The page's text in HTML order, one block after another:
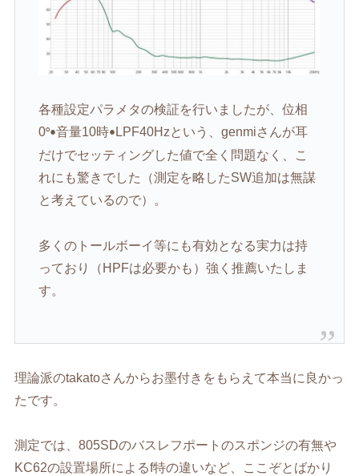
各種設定パラメタの検証を行いましたが、位相
0°•音量10時• LPF40Hzという、genmiさんが耳
だけでセッティングした値で全く問題なく、こ
れにも驚きでした（測定を略したSW追加は無謀
と考えているので）。
多くのトールボーイ等にも有効となる実力は持
っており（ HPFは必要かも）強く推薦いたしま
す。
理論派のtakatoさんからお墨付きをもらえて本当に良かっ
たです。
測定では、805SDのバスレフポートのスポンジの有無や
KC62の設置場所によるf特の違いなど、ここぞとばかり